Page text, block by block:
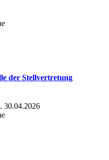
der Stellvertretung
30.04.2026